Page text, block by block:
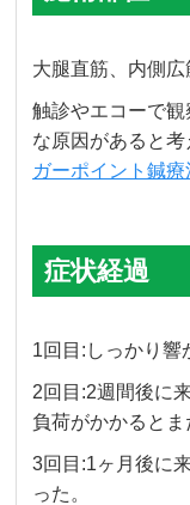
大腿直筋、内側広
触診やエコーで
な原因があると
ガーポイント鍼療
症状経過
1回目:しっかり響
2回目:2週間後に
負荷がかかるとま
3回目:1ヶ月後に
った。